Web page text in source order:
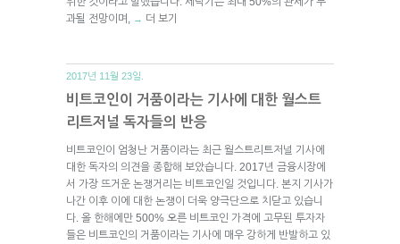
과될 전망이며,
→ 더 보기
2017년 11월 23일.
비트코인이 거품이라는 기사에 대한 월스트
리트저널 독자들의 반응
비트코인이 엄청난 거품이라는 최근 월스트리트저널 기사에
대한 독자의 의견을 종합해 보았습니다. 2017년 금융시장에
서 가장 뜨거운 논쟁거리는 비트코인일 것입니다. 본지 기사가
나간 이후 이에 대한 논쟁이 더욱 양극단으로 치닫고 있습니
다. 올 한해에만 500% 오른 비트코인 가격에 고무된 투자자
들은 비트코인의 거품이라는 기사에 매우 강하게 반발하고 있